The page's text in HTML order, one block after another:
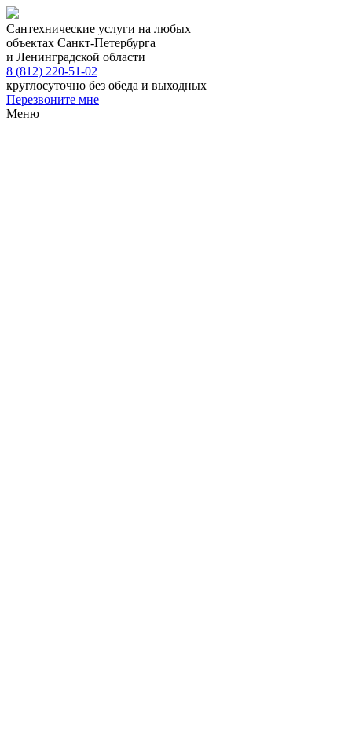
Сантехнические услуги на любых
объектах Санкт-Петербурга
и Ленинградской области
8 (812) 220-51-02
круглосуточно без обеда и выходных
Перезвоните мне
Меню